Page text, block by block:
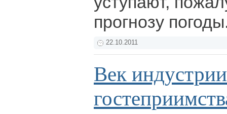
прогнозу
22.10.2011
Век индустрии